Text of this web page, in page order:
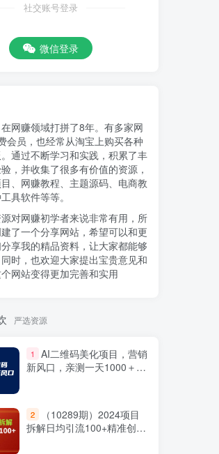
精选课程
社交账号登录
微信登录
网赚领域打拼了8年。有多家网
会员，也经常从淘宝上购买各种
通过不断学习和实践，积累了丰
，并收集了很多有价值的资源，
、网赚教程、主题源码、电商教
具软件等等。
对网赚初学者来说非常有用，所
了一个分享网站，希望可以和更
享我的精品资料，让大家都能够
时，也欢迎大家提出宝贵意见和
网站变得更加完善和实用
严选资源
1
AI二维码美化项目，营销
新风口，亲测一天1000＋，
2
（10289期）2024项目
拆解日均引流100+精准创业